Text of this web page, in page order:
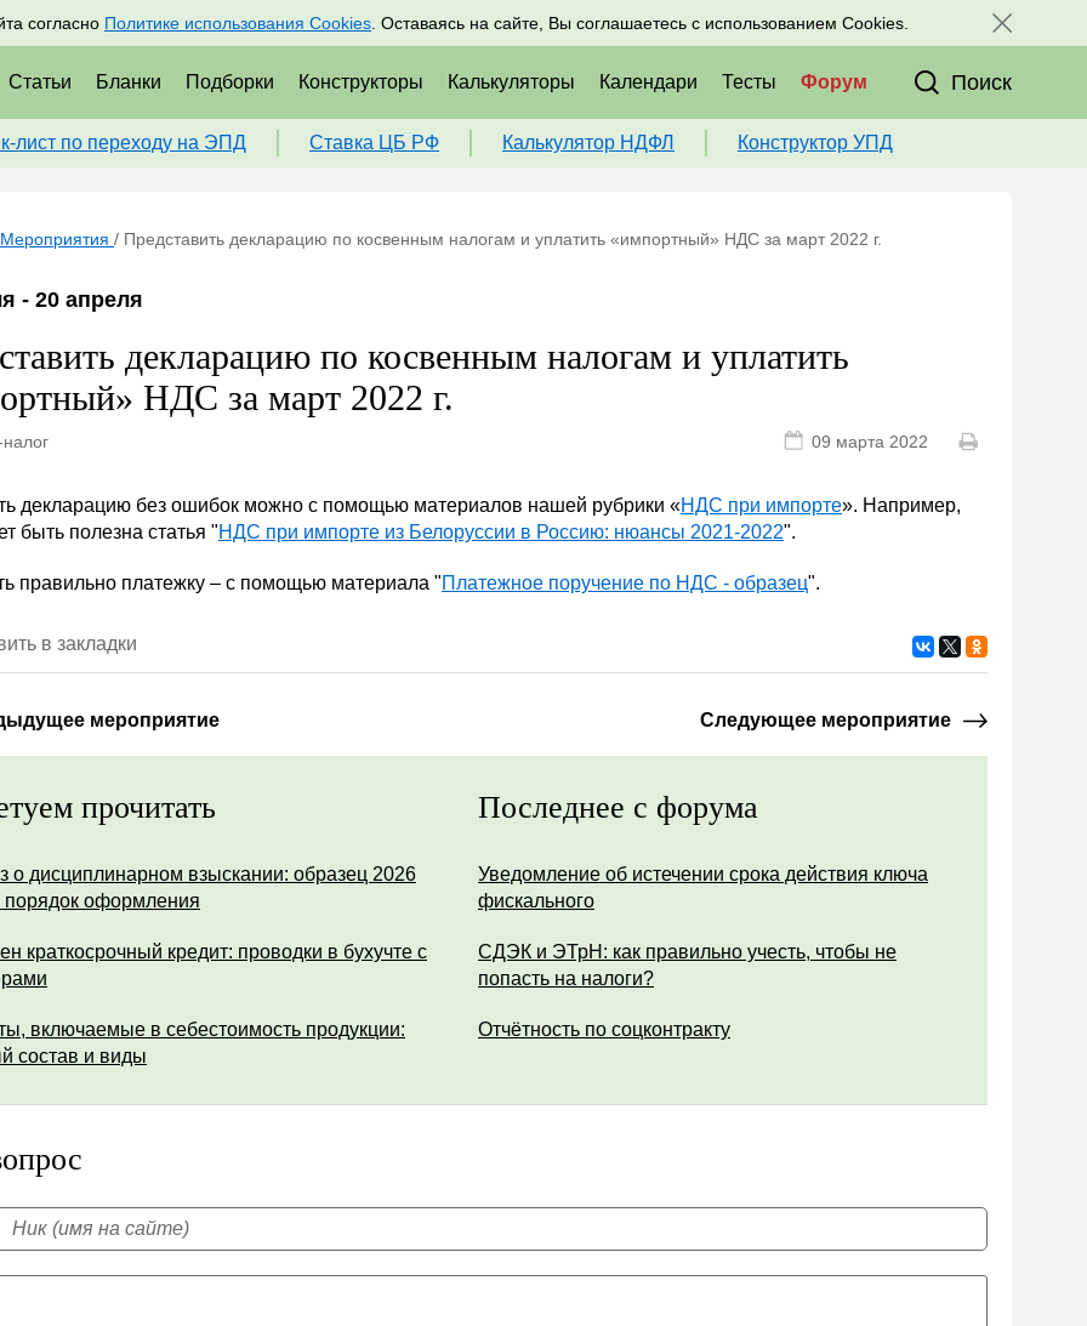
согласно Политике использования Cookies . Оставаясь на сайте, Вы соглашаетесь с использованием Cookies.
Подписаться Присоединяйтесь к нам в соц. сетях:
Статьи Бланки Подборки Конструкторы Калькуляторы Календари Тесты Форум Поиск
лист по переходу на ЭПД Ставка ЦБ РФ Калькулятор НДФЛ Конструктор УПД
Мероприятия / Представить декларацию по косвенным налогам и уплатить «импортный» НДС за март 2022 г.
- 20 апреля
декларацию по косвенным налогам и уплатить
НДС за март 2022 г.
09 марта 2022
декларацию без ошибок можно с помощью материалов нашей рубрики «НДС при импорте». Например,
быть полезна статья "НДС при импорте из Белоруссии в Россию: нюансы 2021-2022".
правильно платежку – с помощью материала "Платежное поручение по НДС - образец".
в закладки
мероприятие Следующее мероприятие
прочитать
о дисциплинарном взыскании: образец 2026
порядок оформления
краткосрочный кредит: проводки в бухучте с
включаемые в себестоимость продукции:
состав и виды
Последнее с форума
Уведомление об истечении срока действия ключа
фискального
СДЭК и ЭТрН: как правильно учесть, чтобы не
попасть на налоги?
Отчётность по соцконтракту